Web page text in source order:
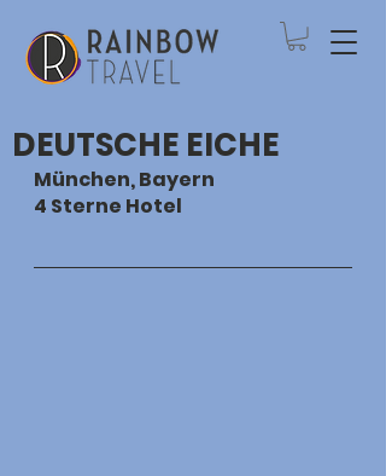
DEUTSCHE EICHE
München, Bayern
4 Sterne Hotel